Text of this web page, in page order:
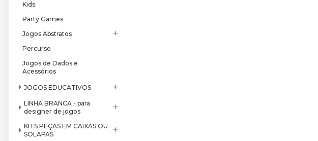
Kids
Party Games
Jogos Abstratos
+
Percurso
Jogos de Dados e
Acessórios
JOGOS EDUCATIVOS +
LINHA BRANCA - para
designer de jogos
+
KITS PEÇAS EM CAIXAS OU
SOLAPAS
+